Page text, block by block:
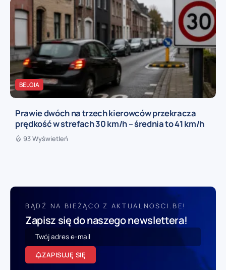
BELGIA
Prawie dwóch na trzech kierowców przekracza
prędkość w strefach 30 km/h – średnia to 41 km/h
93 Wyświetleń
BĄDŹ NA BIEŻĄCO Z AKTUALNOSCI.BE!
Zapisz się do naszego newslettera!
ZAPISUJĘ SIĘ